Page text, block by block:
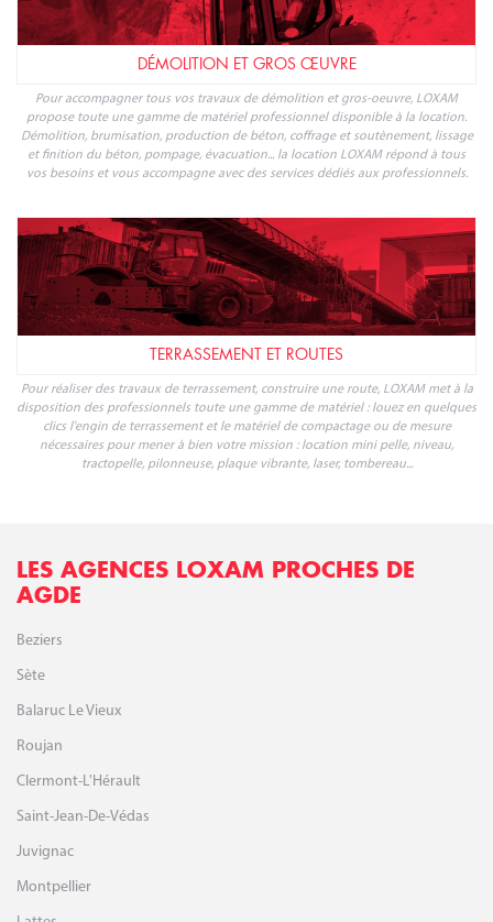
DÉMOLITION ET GROS ŒUVRE
Pour accompagner tous vos travaux de démolition et gros-oeuvre, LOXAM
propose toute une gamme de matériel professionnel disponible à la location.
Démolition, brumisation, production de béton, coffrage et soutènement, lissage
et finition du béton, pompage, évacuation... la location LOXAM répond à tous
vos besoins et vous accompagne avec des services dédiés aux professionnels.
TERRASSEMENT ET ROUTES
Pour réaliser des travaux de terrassement, construire une route, LOXAM met à la
disposition des professionnels toute une gamme de matériel : louez en quelques
clics l'engin de terrassement et le matériel de compactage ou de mesure
nécessaires pour mener à bien votre mission : location mini pelle, niveau,
tractopelle, pilonneuse, plaque vibrante, laser, tombereau...
LES AGENCES LOXAM PROCHES DE
AGDE
Beziers
Sète
Balaruc Le Vieux
Roujan
Clermont-L'Hérault
Saint-Jean-De-Védas
Juvignac
Montpellier